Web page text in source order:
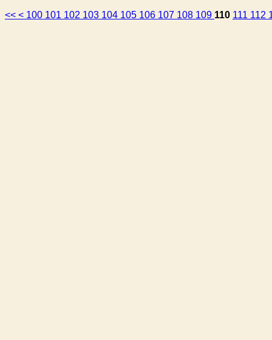
<< < 100 101 102 103 104 105 106 107 108 109 110 111 112